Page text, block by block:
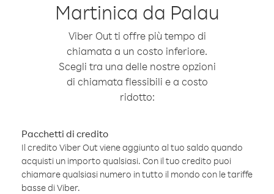
Martinica da Palau
Viber Out ti offre più tempo di
chiamata a un costo inferiore.
Scegli tra una delle nostre opzioni
di chiamata flessibili e a costo
ridotto:
Pacchetti di credito
Il credito Viber Out viene aggiunto al tuo saldo quando
acquisti un importo qualsiasi. Con il tuo credito puoi
chiamare qualsiasi numero in tutto il mondo con le tariffe
basse di Viber.